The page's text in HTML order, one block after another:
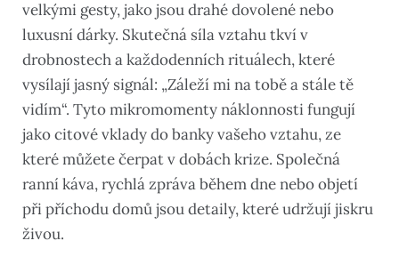
velkými gesty, jako jsou drahé dovolené nebo
luxusní dárky. Skutečná síla vztahu tkví v
drobnostech a každodenních rituálech, které
vysílají jasný signál: „Záleží mi na tobě a stále tě
vidím“. Tyto mikromomenty náklonnosti fungují
jako citové vklady do banky vašeho vztahu, ze
které můžete čerpat v dobách krize. Společná
ranní káva, rychlá zpráva během dne nebo objetí
při příchodu domů jsou detaily, které udržují jiskru
živou.